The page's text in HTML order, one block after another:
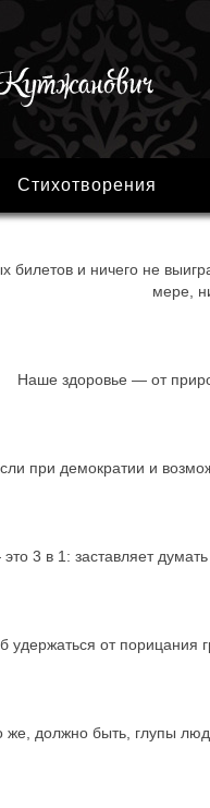
Стихотворения
билетов и ничего не
мере,
Наше здоровье — от
при демократии и
3 в 1: заставляет думать
удержаться от порицания
же, должно быть, глупы